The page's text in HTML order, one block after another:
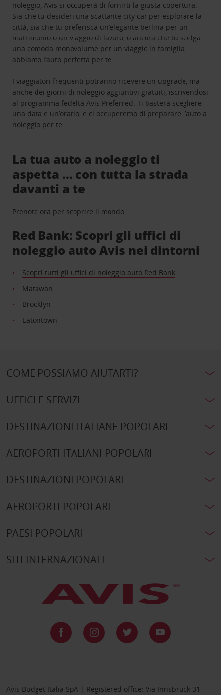
noleggio, Avis si occuperà di fornirti la giusta copertura.
Sia che tu desideri una scattante city car per esplorare la
città, sia che tu preferisca un’elegante berlina per un
matrimonio o un viaggio di lavoro, o ancora che tu scelga
una comoda monovolume per un viaggio in famiglia,
abbiamo l’auto perfetta per te.
I viaggiatori frequenti potranno ricevere un upgrade, ma
anche dei giorni di noleggio aggiuntivi gratuiti, iscrivendosi
al programma fedeltàAvis Preferred. Ti basterà scegliere
una data e un’orario, e ci occuperemo di preparare l’auto a
noleggio per te.
La tua auto a noleggio ti
aspetta … con tutta la strada
davanti a te
Prenota ora per scoprire il mondo.
Red Bank: Scopri gli uffici di
noleggio auto Avis nei dintorni
Scopri tutti gli uffici di noleggio auto Red Bank
Matawan
Brooklyn
Eatontown
COME POSSIAMO AIUTARTI?
UFFICI E SERVIZI
DESTINAZIONI ITALIANE POPOLARI
AEROPORTI ITALIANI POPOLARI
DESTINAZIONI POPOLARI
AEROPORTI POPOLARI
PAESI POPOLARI
SITI INTERNAZIONALI
Avis Budget Italia SpA | Registered office: Via Innsbruck 31 –